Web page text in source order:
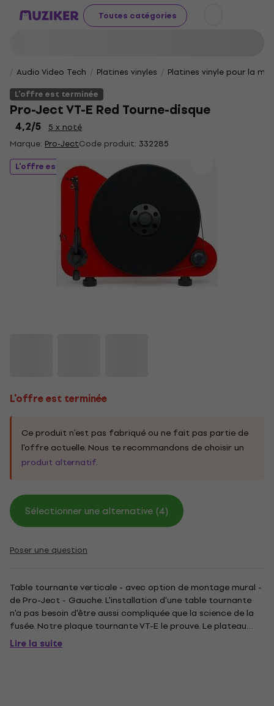
Toutes catégories
Audio Video Tech Platines vinyles
Platines vinyle pour la
L'offre est terminée
Pro-Ject VT-E Red Tourne-disque
4,2/5
5 x noté
Marque: Pro-JectCode produit: 332285
L'offre est terminée
L'offre est terminée
Ce produit n'est pas fabriqué ou ne fait pas partie de
l'offre actuelle. Nous te recommandons de choisir un
produit alternatif.
Sélectionner une alternative (4)
Poser une question
Table tournante verticale - avec option de montage mural -
de Pro-Ject - Gauche. L'installation d'une table tournante
n'a pas besoin d'être aussi compliquée que la science de la
fusée. Notre plaque tournante VT-E le prouve. Le plateau
tournant VT-E peut être positionné sur une table ou monté
sur un mur. Le processus d'installation rapide est...
Lire la suite